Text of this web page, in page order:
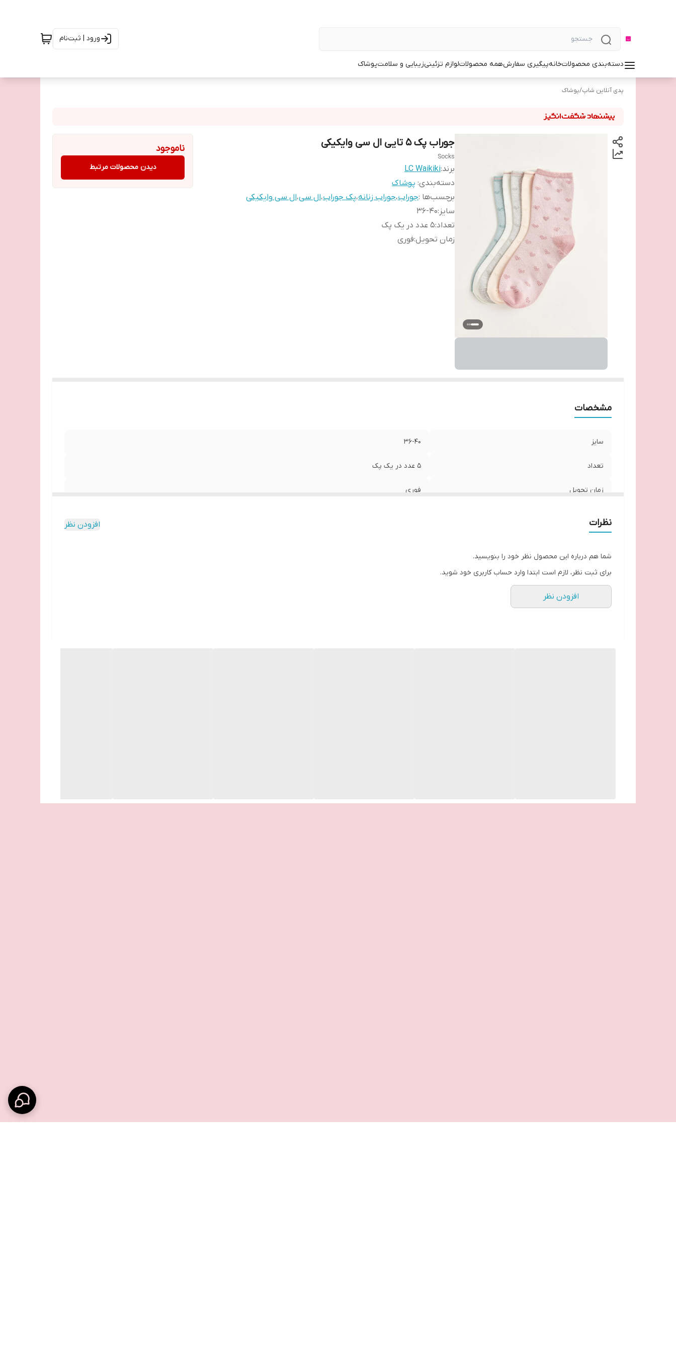
ورود | ثبت‌نام
دسته‌بندی محصولاتخانهپیگیری سفارشهمه محصولاتلوازم تزئینیزیبایی و سلامتپوشاک
پدی آنلاین شاپ/پوشاک
جوراب پک 5 تایی ال سی وایکیکی
Socks
برند:LC Waikiki
دسته‌بندی: پوشاک
برچسب‌ها :جوراب،جوراب زنانه،پک جوراب،ال سی،ال سی وایکیکی
سایز :
36-40
تعداد:5 عدد در یک پک
زمان تحویل:فوری
ناموجود
دیدن محصولات مرتبط
مشخصات
سایز 36-40
تعداد 5 عدد در یک پک
زمان تحویل فوری
نظرات افزودن نظر
شما هم درباره این محصول نظر خود را بنویسید.
برای ثبت نظر، لازم است ابتدا وارد حساب کاربری خود شوید.
افزودن نظر